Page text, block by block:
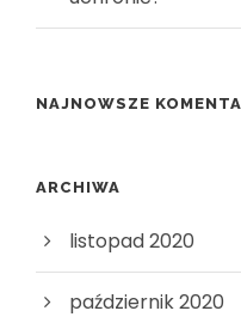
NAJNOWSZE
ARCHIWA
listopad 2020
październik 2020